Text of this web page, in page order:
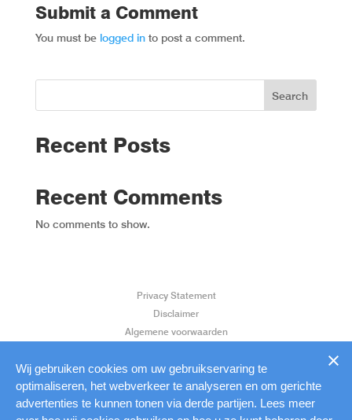
Submit a Comment
You must be logged into post a comment.
Search
Recent Posts
Recent Comments
No comments to show.
Privacy Statement
Disclaimer
Algemene voorwaarden
Aanleverspecificaties
Wij gebruiken cookies om uw gebruikservaring te
optimaliseren, het webverkeer te analyseren en om gerichte
advertenties te kunnen tonen via derde partijen. Lees meer